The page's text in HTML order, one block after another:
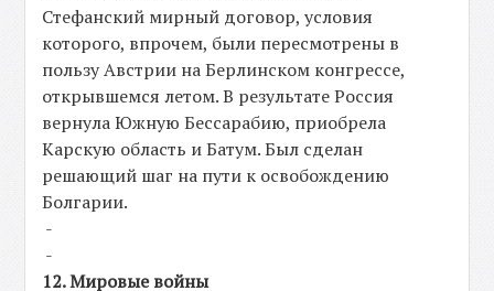
Стефанский мирный договор, условия
которого, впрочем, были пересмотрены в
пользу Австрии на Берлинском конгрессе,
открывшемся летом. В результате Россия
вернула Южную Бессарабию, приобрела
Карскую область и Батум. Был сделан
решающий шаг на пути к освобождению
Болгарии.
-
-
12. Мировые войны